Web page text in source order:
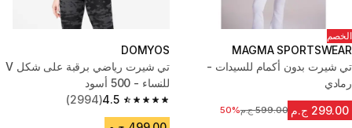
الخصم
MAGMA SPORTSWEAR
تي شيرت بدون أكمام للسيدات -
رمادي
299.00 ج.م السعر قبل التخفيض
599.00 ج.م 50%
DOMYOS
تي شيرت رياضي برقبة على شكل V
للنساء - 500 أسود
4.5
4.5 out of 5 stars from 2994 reviews
(2994)